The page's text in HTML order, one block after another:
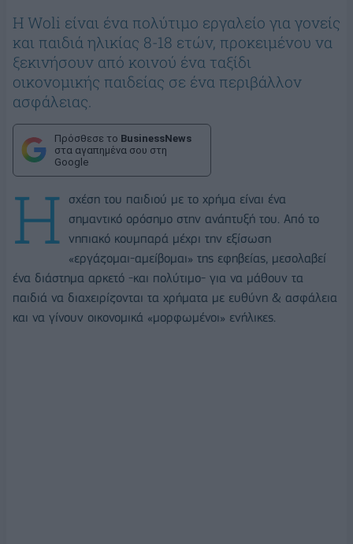
Η Woli είναι ένα πολύτιμο εργαλείο για γονείς
και παιδιά ηλικίας 8-18 ετών, προκειμένου να
ξεκινήσουν από κοινού ένα ταξίδι
οικονομικής παιδείας σε ένα περιβάλλον
ασφάλειας.
Πρόσθεσε το BusinessNews
στα αγαπημένα σου στη
Google
Η
σχέση του παιδιού με το χρήμα είναι ένα
σημαντικό ορόσημο στην ανάπτυξή του. Από το
νηπιακό κουμπαρά μέχρι την εξίσωση
«εργάζομαι-αμείβομαι» της εφηβείας, μεσολαβεί
ένα διάστημα αρκετό -και πολύτιμο- για να μάθουν τα
παιδιά να διαχειρίζονται τα χρήματα με ευθύνη & ασφάλεια
και να γίνουν οικονομικά «μορφωμένοι» ενήλικες.